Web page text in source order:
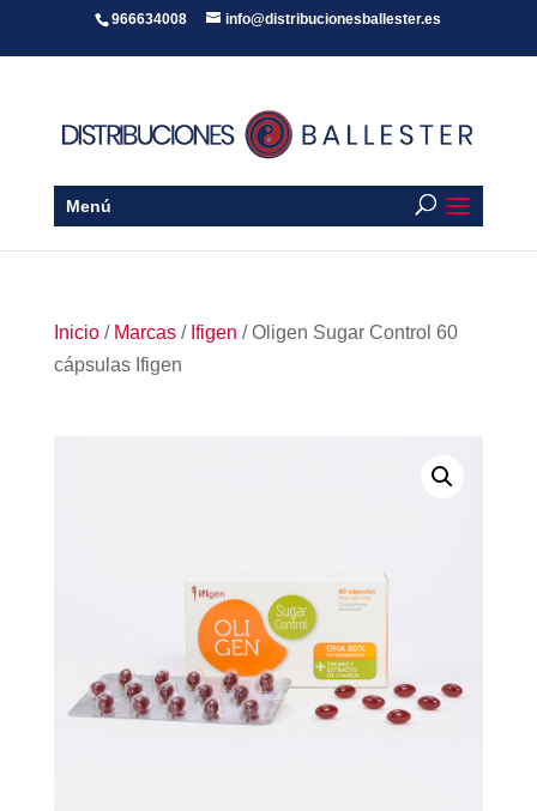
966634008 info@distribucionesballester.es
Menú
Inicio/ Marcas/ Ifigen / Oligen Sugar Control 60
cápsulas Ifigen